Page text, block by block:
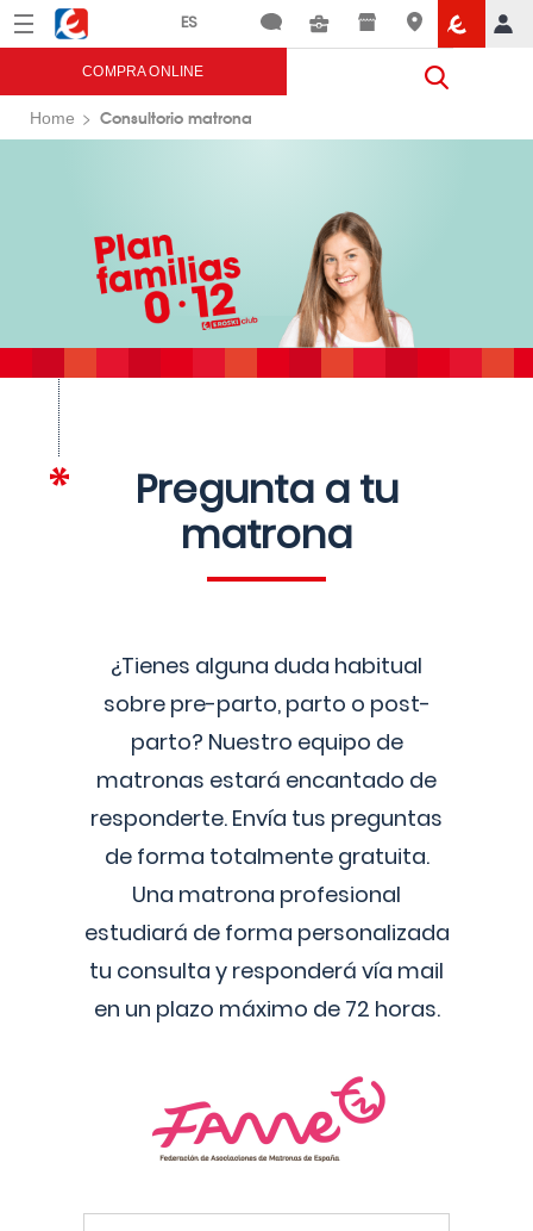
Menú Eroski
COMPRA ONLINE
Home Consultorio matrona
Pregunta a tu
matrona
¿Tienes alguna duda habitual
sobre pre-parto, parto o post-
parto? Nuestro equipo de
matronas estará encantado de
responderte. Envía tus preguntas
de forma totalmente gratuita.
Una matrona profesional
estudiará de forma personalizada
tu consulta y responderá vía mail
en un plazo máximo de 72 horas.